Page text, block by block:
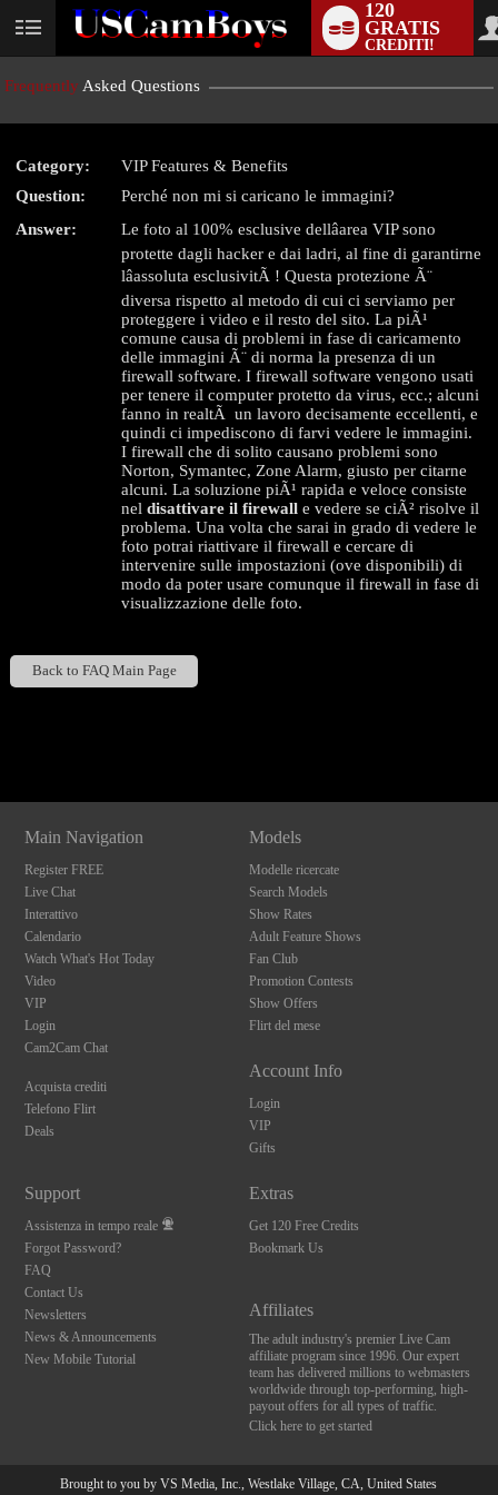
User
120
GRATIS
CREDITI!
Frequently Asked Questions
Category:
VIP Features & Benefits
Question:
Perché non mi si caricano le immagini?
Answer:
Le foto al 100% esclusive dellâarea VIP sono
protette dagli hacker e dai ladri, al fine di garantirne
lâassoluta esclusivitÃ ! Questa protezione Ã¨
diversa rispetto al metodo di cui ci serviamo per
proteggere i video e il resto del sito. La piÃ¹
comune causa di problemi in fase di caricamento
delle immagini Ã¨ di norma la presenza di un
firewall software. I firewall software vengono usati
per tenere il computer protetto da virus, ecc.; alcuni
fanno in realtÃ un lavoro decisamente eccellenti, e
quindi ci impediscono di farvi vedere le immagini.
I firewall che di solito causano problemi sono
Norton, Symantec, Zone Alarm, giusto per citarne
alcuni. La soluzione piÃ¹ rapida e veloce consiste
neldisattivare il firewall e vedere se ciÃ² risolve il
problema. Una volta che sarai in grado di vedere le
foto potrai riattivare il firewall e cercare di
intervenire sulle impostazioni (ove disponibili) di
modo da poter usare comunque il firewall in fase di
visualizzazione delle foto.
Back to FAQ Main Page
Main Navigation
Register FREE
Live Chat
Interattivo
Calendario
Watch What's Hot Today
Video
VIP
Login
Cam2Cam Chat
Acquista crediti
Telefono Flirt
Deals
Models
Modelle ricercate
Search Models
Show Rates
Adult Feature Shows
Fan Club
Promotion Contests
Show Offers
Flirt del mese
Account Info
Login
VIP
Gifts
Support
Assistenza in tempo reale
Forgot Password?
FAQ
Contact Us
Newsletters
News & Announcements
New Mobile Tutorial
Extras
Get 120 Free Credits
Bookmark Us
Affiliates
The adult industry's premier Live Cam
affiliate program since 1996. Our expert
team has delivered millions to webmasters
worldwide through top-performing, high-
payout offers for all types of traffic.
Click here to get started
Brought to you by VS Media, Inc., Westlake Village, CA, United States
LIMITED TIME OFFER!
120
F
R
E
E
C
R
E
DI
T
S